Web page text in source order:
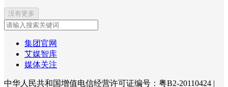
没有更多
集团官网
艾媒智库
媒体关注
中华人民共和国增值电信经营许可证编号：粤B2-20110424 |